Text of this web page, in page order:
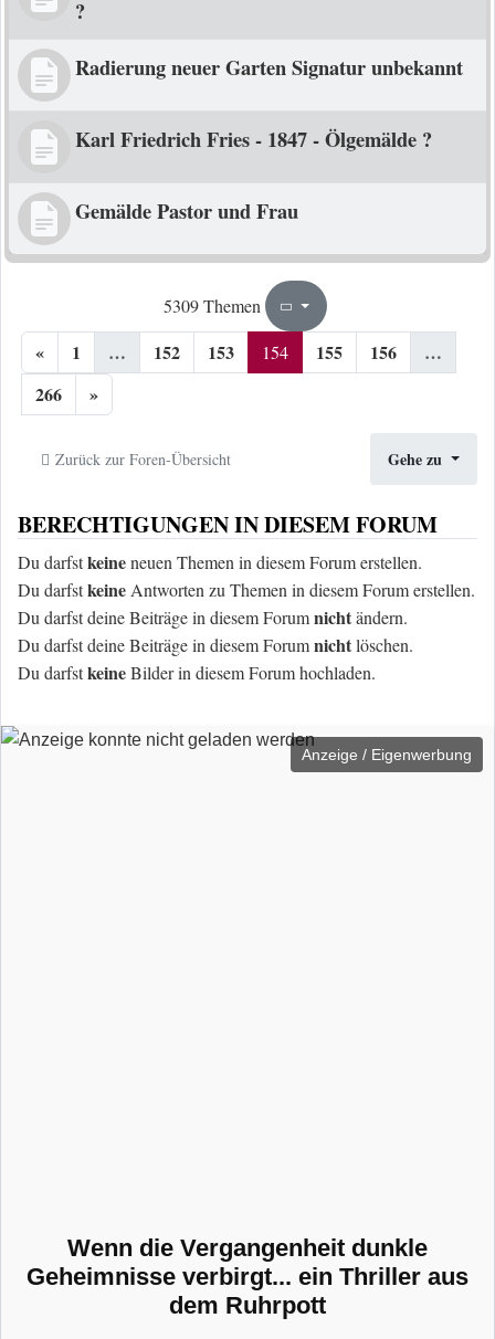
?
Radierung neuer Garten Signatur unbekannt
Karl Friedrich Fries - 1847 - Ölgemälde ?
Gemälde Pastor und Frau
5309 Themen Seite154
« 1 … 152 153 154 155 156
…
266
»
Zurück zur Foren-Übersicht Gehe zu
BERECHTIGUNGEN IN DIESEM FORUM
Du darfstkeineneuen Themen in diesem Forum erstellen.
Du darfstkeine Antworten zu Themen in diesem Forum erstellen.
Du darfst deine Beiträge in diesem Forumnichtändern.
Du darfst deine Beiträge in diesem Forumnichtlöschen.
Du darfstkeineBilder in diesem Forum hochladen.
Anzeige / Eigenwerbung
Wenn die Vergangenheit dunkle
Geheimnisse verbirgt... ein Thriller aus
dem Ruhrpott